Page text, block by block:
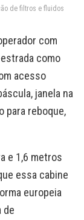
de filtros e fluidos
com
como
acesso
janela na
para reboque,
e 1,6 metros
essa cabine
europeia
de